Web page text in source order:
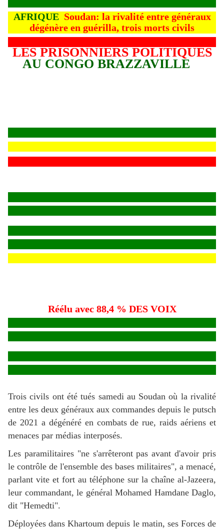
AFRIQUE Soudan: la rivalité entre généraux
dégénère en guérilla, trois morts civils
LES PRISONNIERS POLITIQUES
AU CONGO BRAZZAVILLE
Réélu avec 88,4 % DES VOIX
Trois civils ont été tués samedi au Soudan où la rivalité
entre les deux généraux aux commandes depuis le putsch
de 2021 a dégénéré en combats de rue, raids aériens et
menaces par médias interposés.
Les paramilitaires "ne s'arrêteront pas avant d'avoir pris
le contrôle de l'ensemble des bases militaires", a menacé,
parlant vite et fort au téléphone sur la chaîne al-Jazeera,
leur commandant, le général Mohamed Hamdane Daglo,
dit "Hemedti".
Déployées dans Khartoum depuis le matin, ses Forces de